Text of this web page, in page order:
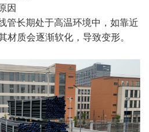
因
管长期处于高温环境中，如靠近
材质会逐渐软化，导致变形。